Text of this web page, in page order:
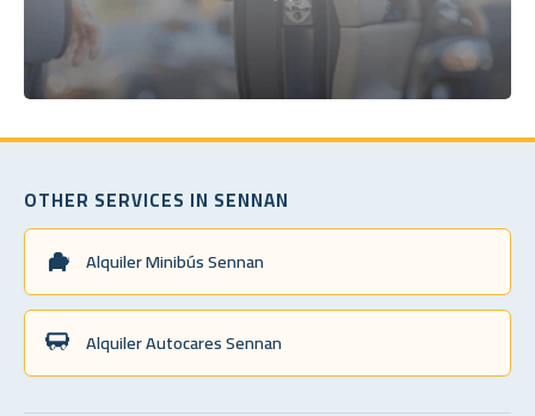
OTHER SERVICES IN SENNAN
Alquiler Minibús Sennan
Alquiler Autocares Sennan